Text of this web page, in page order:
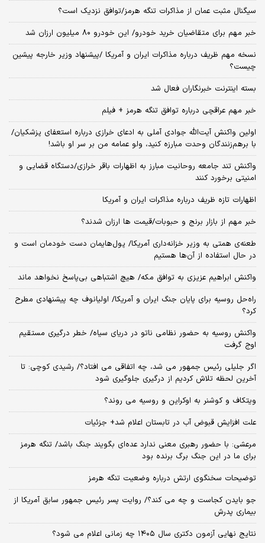
سیگنال‌ مثبت عمان از مذاکرات تنگه هرمز/توافق نزدیک است؟
خبر مهم برای متقاضیان خرید خودرو/ این خودرو ۸۰ میلیون ارزان شد
نسخه‌ مهم ظریف درباره مذاکرات ایران و آمریکا /پیشنهاد وزیر خارجه پیشین
چیست؟
بسته اینترنت خبرنگاران فعال شد
خبر مهم عراقچی درباره توافق تنگه هرمز + فیلم
اولین واکنش آیت‌الله جوادی آملی به ادعای خرازی درباره استعفای پزشکیان/
با برهم‌زنندگان وحدت مبارزه کنید، ولو عمامه من بر سر او باشد!
واکنش تند جامعه روحانیت مبارز به اظهارات باقر خرازی/دستگاه قضایی و
امنیتی برخورد کنند
اظهارات تازه ظریف درباره مذاکرات ایران و آمریکا
خبر مهم از بازار برنج و حبوبات/قیمت ها ارزان شدند؟
طعنه‌ی‌ همتی به وزیر خزانه‌داری آمریکا/ پول‌هایمان دست خودمان است و
در حال استفاده از آن‌ها هستیم
واکنش ابراهیم عزیزی به توافق مکه/ هیچ اشتباهی بی‌پاسخ نخواهد ماند
راه‌حل روسیه برای پایان جنگ ایران و آمریکا/ اولیانوف چه پیشنهادی مطرح
کرد؟
واکنش روسیه به حضور نظامی ناتو در دریای سیاه/ خطر درگیری مستقیم
اوج گرفت
اگر جلیلی رئیس جمهور می شد، چه اتفاقی می افتاد؟/ رشیدی کوچی: تا
آخرین لحظه تلاش کردیم از درگیری جلوگیری شود
ویتکاف و کوشنر به اوکراین و روسیه می روند؟
علت افزایش قبوض آب در تابستان اعلام شد+ جزئیات
مرعشی: با حضور رهبری معنی ندارد عده‌ای بگویند جنگ باشد/ تنگه هرمز
برای ما در این جنگ برگ برنده بود
توضیحات سخنگوی ارتش درباره وضعیت تنگه هرمز
جو بایدن کجاست و چه می کند؟/ روایت پسر رئیس جمهور سابق آمریکا از
بیماری پدرش
نتایج نهایی آزمون دکتری سال ۱۴۰۵ چه زمانی اعلام می شود؟